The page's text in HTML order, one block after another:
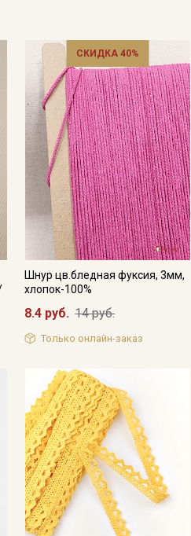
СКИДКА 40%
Шнур цв.бледная фуксия, 3мм,
хлопок-100%
8.4 руб. 14 руб.
Только онлайн-заказ